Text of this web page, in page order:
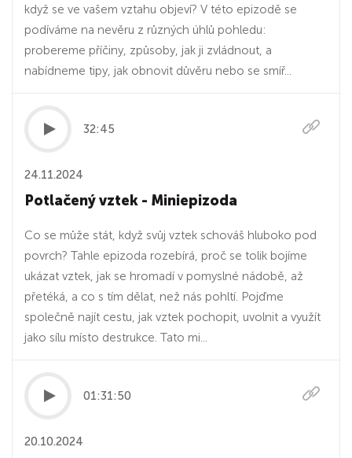
když se ve vašem vztahu objeví? V této epizodě se
podíváme na nevěru z různých úhlů pohledu:
probereme příčiny, způsoby, jak ji zvládnout, a
nabídneme tipy, jak obnovit důvěru nebo se smíř...
32:45
24.11.2024
Potlačený vztek - Miniepizoda
Co se může stát, když svůj vztek schováš hluboko pod
povrch? Tahle epizoda rozebírá, proč se tolik bojíme
ukázat vztek, jak se hromadí v pomyslné nádobě, až
přetéká, a co s tím dělat, než nás pohltí. Pojďme
společně najít cestu, jak vztek pochopit, uvolnit a využít
jako sílu místo destrukce. Tato mi...
01:31:50
20.10.2024